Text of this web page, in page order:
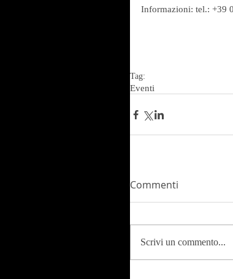
Informazioni: tel.: +39
Tag:
Eventi
Commenti
Scrivi un commento...